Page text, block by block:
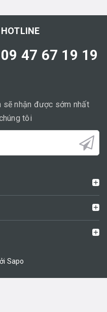
HOTLINE
09 47 67 19 19
sẽ nhận được sớm nhất
tôi
Sapo